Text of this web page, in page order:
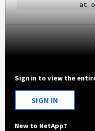
at
Sign in to view the
SIGN IN
New to NetApp?